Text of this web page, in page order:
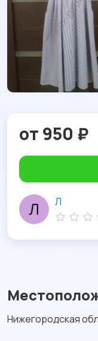
Нижегородская
от 950 ₽
Л